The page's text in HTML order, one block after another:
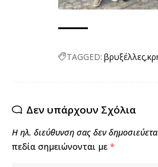
TAGGED: βρυξέλλες
Δεν υπάρχουν Σχόλια
Η ηλ. διεύθυνση σας δεν
πεδία σημειώνονται με *